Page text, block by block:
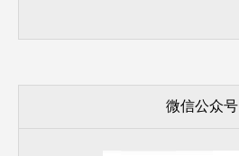
微信公众号